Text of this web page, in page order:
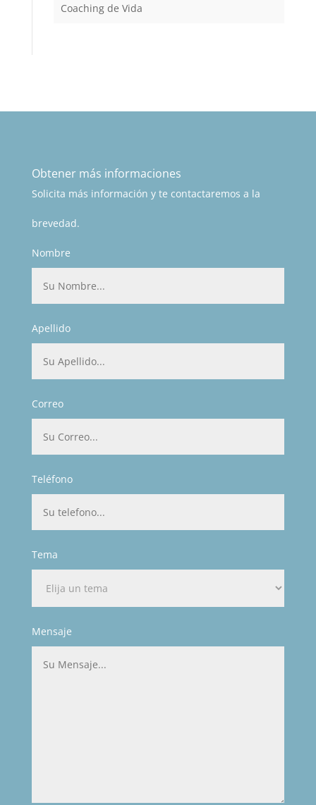
Coaching de Vida
Obtener más informaciones
Solicita más información y te contactaremos a la
brevedad.
Nombre
Apellido
Correo
Teléfono
Tema
Mensaje